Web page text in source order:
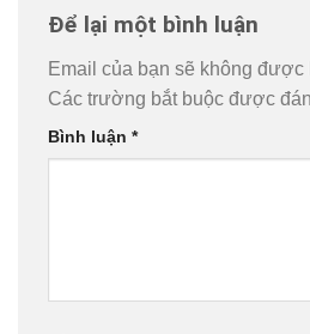
Để lại một bình luận
Email của bạn sẽ không được
Các trường bắt buộc được
Bình luận *